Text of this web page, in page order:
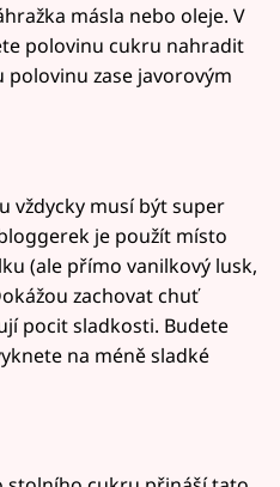
másla nebo oleje. V
polovinu cukru nahradit
zase javorovým
vždycky musí být super
je použít místo
(ale přímo vanilkový lusk,
zachovat chuť
pocit sladkosti. Budete
na méně sladké